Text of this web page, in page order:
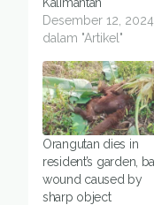
Desember 12, 2024
dalam "Artikel"
Orangutan dies in
resident’s garden,
wound caused by
sharp object